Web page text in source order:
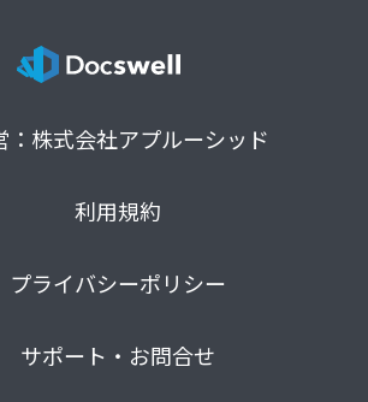
：株式会社アプルーシッド
利用規約
プライバシーポリシー
サポート・お問合せ